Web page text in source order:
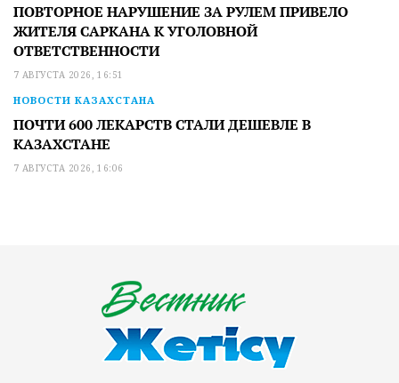
ПОВТОРНОЕ НАРУШЕНИЕ ЗА РУЛЕМ ПРИВЕЛО
ЖИТЕЛЯ САРКАНА К УГОЛОВНОЙ
ОТВЕТСТВЕННОСТИ
7 АВГУСТА 2026, 16:51
НОВОСТИ КАЗАХСТАНА
ПОЧТИ 600 ЛЕКАРСТВ СТАЛИ ДЕШЕВЛЕ В
КАЗАХСТАНЕ
7 АВГУСТА 2026, 16:06